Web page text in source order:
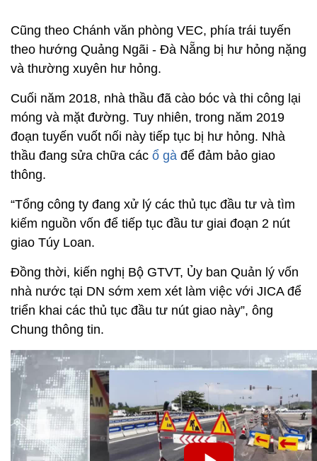
Cũng theo Chánh văn phòng VEC, phía trái tuyến
theo hướng Quảng Ngãi - Đà Nẵng bị hư hỏng nặng
và thường xuyên hư hỏng.
Cuối năm 2018, nhà thầu đã cào bóc và thi công lại
móng và mặt đường. Tuy nhiên, trong năm 2019
đoạn tuyến vuốt nối này tiếp tục bị hư hỏng. Nhà
thầu đang sửa chữa các ổ gà để đảm bảo giao
thông.
“Tổng công ty đang xử lý các thủ tục đầu tư và tìm
kiếm nguồn vốn để tiếp tục đầu tư giai đoạn 2 nút
giao Túy Loan.
Đồng thời, kiến nghị Bộ GTVT, Ủy ban Quản lý vốn
nhà nước tại DN sớm xem xét làm việc với JICA để
triển khai các thủ tục đầu tư nút giao này”, ông
Chung thông tin.